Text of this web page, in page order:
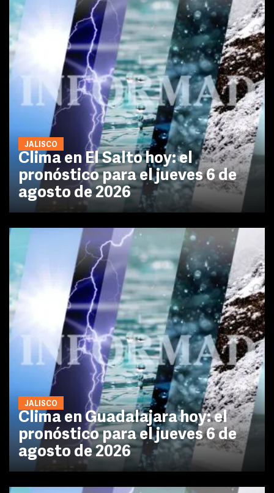
JALISCO
Clima en El Salto hoy: el
pronóstico para el jueves 6 de
agosto de 2026
JALISCO
Clima en Guadalajara hoy: el
pronóstico para el jueves 6 de
agosto de 2026